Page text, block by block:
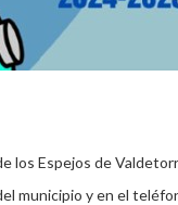
los Espejos de
municipio y en el